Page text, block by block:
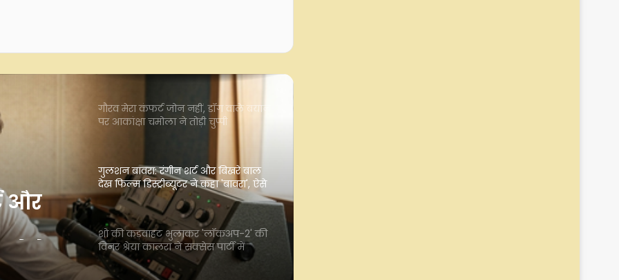
गुलशन बावरा: रंगीन शर्ट और बिखरे बाल
देख फिल्म डिस्ट्रीब्यूटर ने कहा 'बावरा', ऐसे
बने हिंदी सिनेमा के दिग्गज गीतकार
शो की कड़वाहट भुलाकर 'लॉकअप-2' की
विनर श्रेया कालरा ने सक्सेस पार्टी में
शिवांगी संग किया डांस
नई बायोपिक पर काम कर रहीं गुलफाम
खान, टीवी एक्ट्रेस जल्द करेंगी बड़ा खुलासा